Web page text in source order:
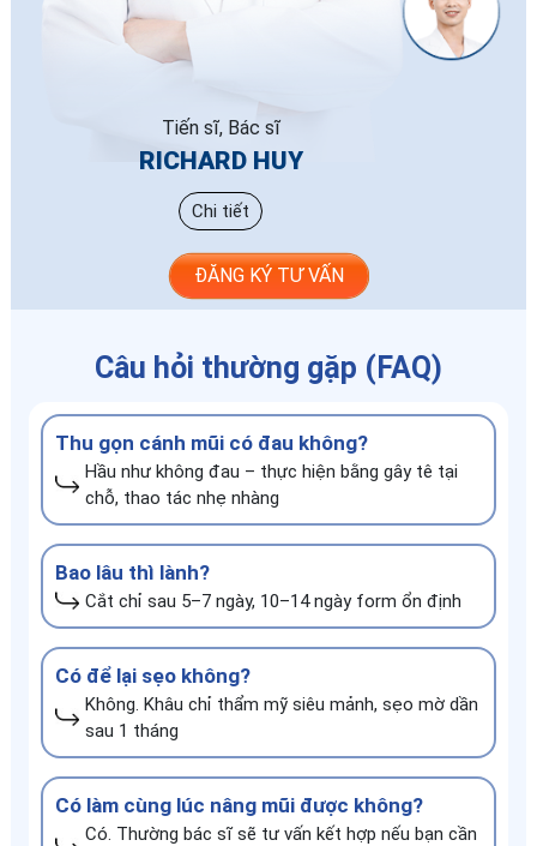
Tiến sĩ, Bác sĩ
RICHARD HUY
Chi tiết
ĐĂNG KÝ TƯ VẤN
Câu hỏi thường gặp (FAQ)
Thu gọn cánh mũi có đau không?
Hầu như không đau – thực hiện bằng gây tê tại
chỗ, thao tác nhẹ nhàng
Bao lâu thì lành?
Cắt chỉ sau 5–7 ngày, 10–14 ngày form ổn định
Có để lại sẹo không?
Không. Khâu chỉ thẩm mỹ siêu mảnh, sẹo mờ dần
sau 1 tháng
Có làm cùng lúc nâng mũi được không?
Có. Thường bác sĩ sẽ tư vấn kết hợp nếu bạn cần